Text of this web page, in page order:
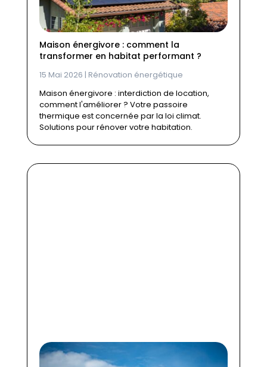
Maison énergivore : comment la
transformer en habitat performant ?
15 Mai 2026 | Rénovation énergétique
Maison énergivore : interdiction de location,
comment l'améliorer ? Votre passoire
thermique est concernée par la loi climat.
Solutions pour rénover votre habitation.